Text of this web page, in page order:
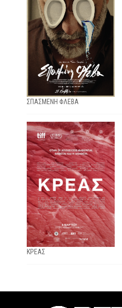
ΣΠΑΣΜΕΝΗ ΦΛΕΒΑ
ΚΡΕΑΣ